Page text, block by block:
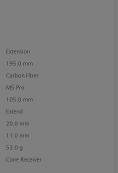
Extension
195.0 mm
Carbon Fiber
M5 Pro
105.0 mm
Extend
20.0 mm
11.0 mm
53.0 g
Cone Receiver